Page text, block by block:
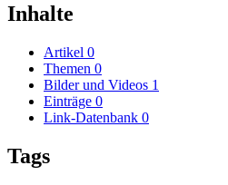
Inhalte
Artikel 0
Themen 0
Bilder und Videos 1
Einträge 0
Link-Datenbank 0
Tags